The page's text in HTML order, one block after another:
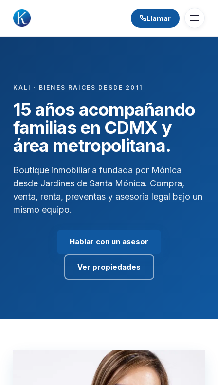
Llamar
KALI · BIENES RAÍCES DESDE 2011
15 años acompañando
familias en CDMX y
área metropolitana.
Boutique inmobiliaria fundada por Mónica
desde Jardines de Santa Mónica. Compra,
venta, renta, preventas y asesoría legal bajo un
mismo equipo.
Hablar con un asesor
Ver propiedades